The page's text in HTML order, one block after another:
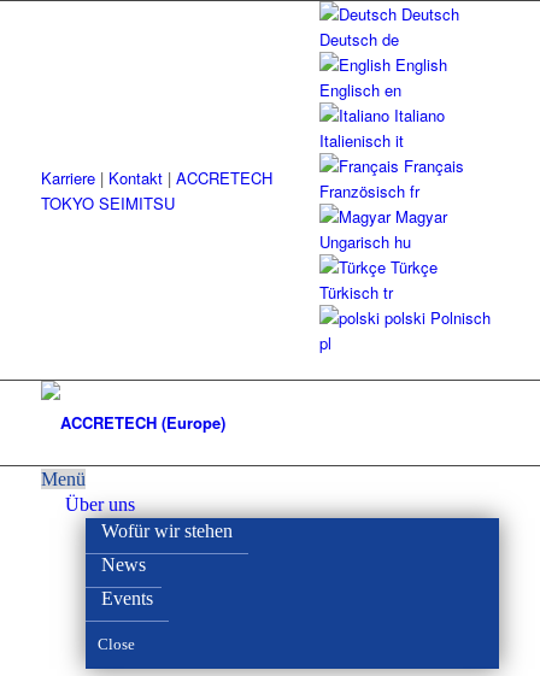
Deutsch
Deutsch de
English
Englisch en
Italiano
Italienisch it
Français
Französisch fr
Magyar
Ungarisch hu
Türkçe
Türkisch tr
polski Polnisch
pl
Karriere| Kontakt| ACCRETECH
TOKYO SEIMITSU
Menü
Über uns
Wofür wir stehen
News
Events
Close